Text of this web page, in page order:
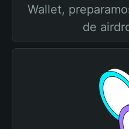
Wallet,
de